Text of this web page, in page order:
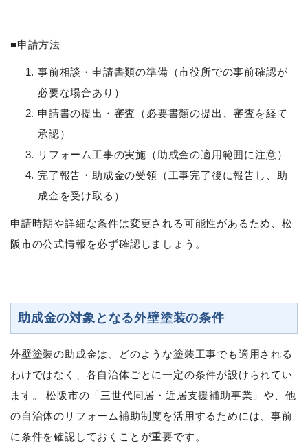
■申請方法
事前相談・申請書類の準備（市役所での事前確認が
必要な場合あり）
申請書の提出・審査（必要書類の提出、審査を経て
承認）
リフォーム工事の実施（助成金の適用範囲に注意）
完了報告・助成金の受領（工事完了後に報告し、助
成金を受け取る）
申請時期や詳細な条件は変更される可能性があるため、松
阪市の公式情報を必ず確認しましょう。
助成金の対象となる外壁塗装の条件
外壁塗装の助成金は、どのような塗装工事でも適用される
わけではなく、各自治体ごとに一定の条件が設けられてい
ます。 松阪市の「三世代同居・近居支援補助事業」や、他
の自治体のリフォーム補助制度を活用するためには、事前
に条件を確認しておくことが重要です。